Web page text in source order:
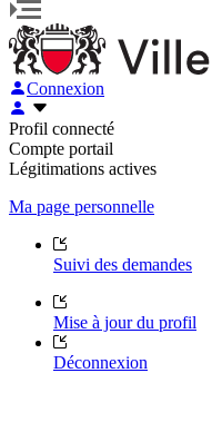
Connexion
Profil connecté
Compte portail
Légitimations actives
Ma page personnelle
Suivi des demandes
Mise à jour du profil
Déconnexion